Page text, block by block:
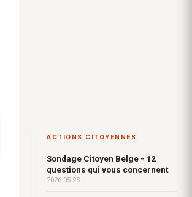
ACTIONS CITOYENNES
Sondage Citoyen Belge - 12
questions qui vous concernent
2026-05-25